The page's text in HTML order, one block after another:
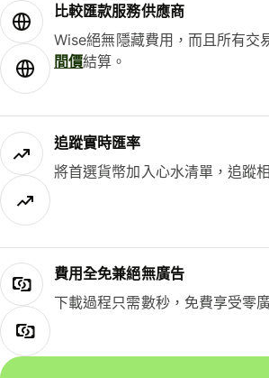
比較匯款服務供應商
Wise絕無隱藏費用，而且所有交
間價結算。
追蹤實時匯率
將首選貨幣加入心水清單，追蹤
費用全免兼絕無廣告
下載過程只需數秒，免費享受零